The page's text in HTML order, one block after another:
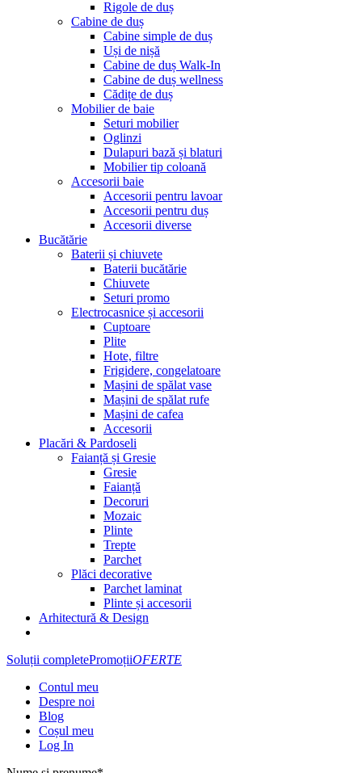
Rigole de duș
Cabine de duș
Cabine simple de duș
Uși de nișă
Cabine de duș Walk-In
Cabine de duș wellness
Cădițe de duș
Mobilier de baie
Seturi mobilier
Oglinzi
Dulapuri bază și blaturi
Mobilier tip coloană
Accesorii baie
Accesorii pentru lavoar
Accesorii pentru duș
Accesorii diverse
Bucătărie
Baterii și chiuvete
Baterii bucătărie
Chiuvete
Seturi promo
Electrocasnice și accesorii
Cuptoare
Plite
Hote, filtre
Frigidere, congelatoare
Mașini de spălat vase
Mașini de spălat rufe
Mașini de cafea
Accesorii
Placări & Pardoseli
Faianță și Gresie
Gresie
Faianță
Decoruri
Mozaic
Plinte
Trepte
Parchet
Plăci decorative
Parchet laminat
Plinte și accesorii
Arhitectură & Design
Soluții completePromoțiiOFERTE
Contul meu
Despre noi
Blog
Coșul meu
Log In